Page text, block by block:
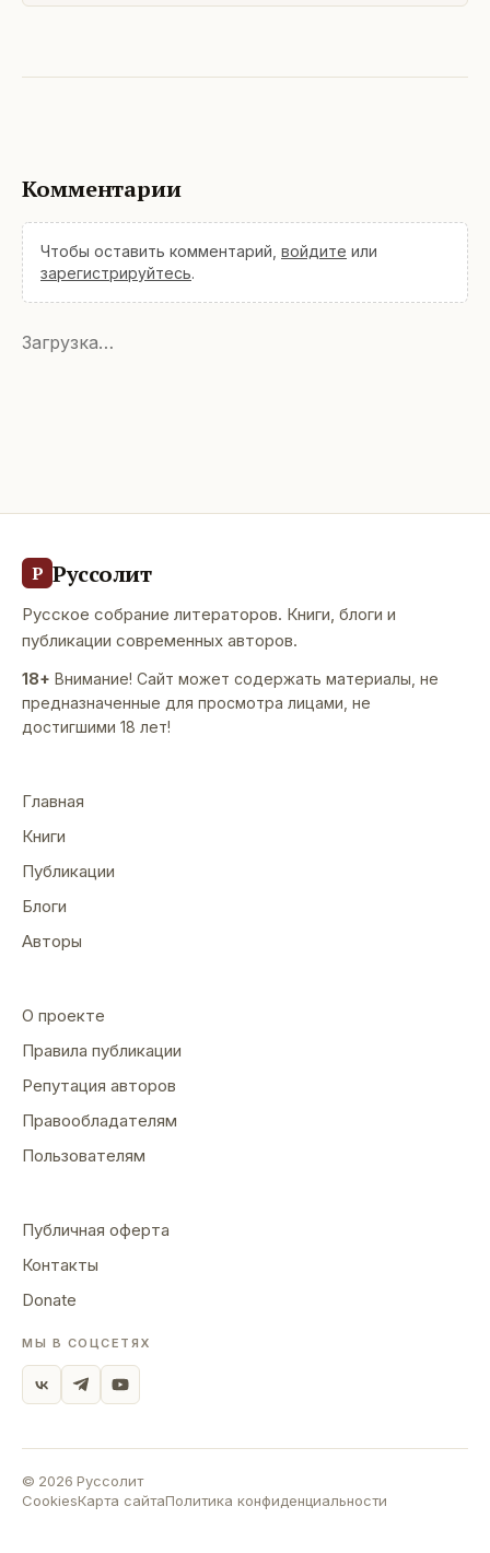
Комментарии
Чтобы оставить комментарий, войдите или
зарегистрируйтесь.
Загрузка…
Р Руссолит
Русское собрание литераторов. Книги, блоги и
публикации современных авторов.
18+ Внимание! Сайт может содержать материалы, не
предназначенные для просмотра лицами, не
достигшими 18 лет!
Главная
Книги
Публикации
Блоги
Авторы
О проекте
Правила публикации
Репутация авторов
Правообладателям
Пользователям
Публичная оферта
Контакты
Donate
МЫ В СОЦСЕТЯХ
© 2026 Руссолит
CookiesКарта сайтаПолитика конфиденциальности